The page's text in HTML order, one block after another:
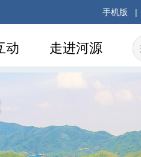
手机版 |
走进河源
动